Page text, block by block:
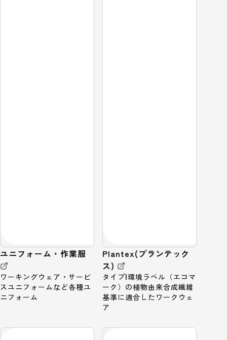
ユニフォーム・作業服
ワーキングウェア・サービ
スユニフォームなど各種ユ
ニフォーム
Plantex(プランテック
ス)
タイプⅠ環境ラベル（エコマ
ーク）の植物由来合成繊維
基準に適合したワークウェ
ア